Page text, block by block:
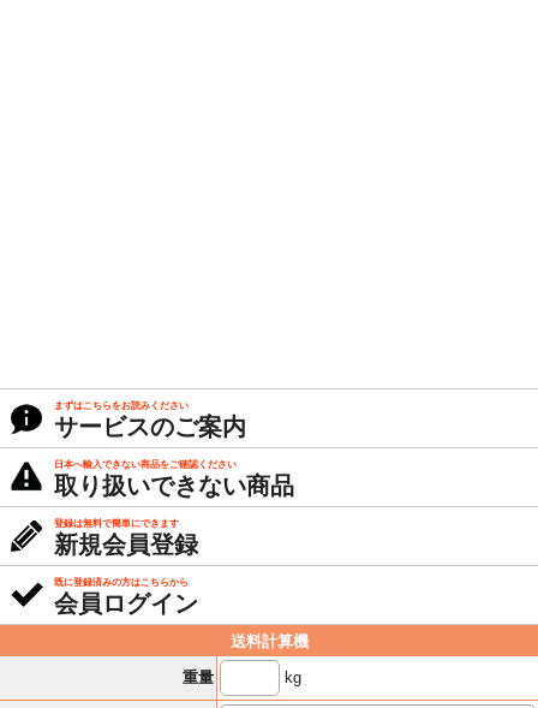
まずはこちらをお読みください
サービスのご案内
日本へ輸入できない商品をご確認ください
取り扱いできない商品
登録は無料で簡単にできます
新規会員登録
既に登録済みの方はこちらから
会員ログイン
送料計算機
重量
kg